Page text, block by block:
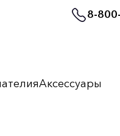
8-
Аксессуары